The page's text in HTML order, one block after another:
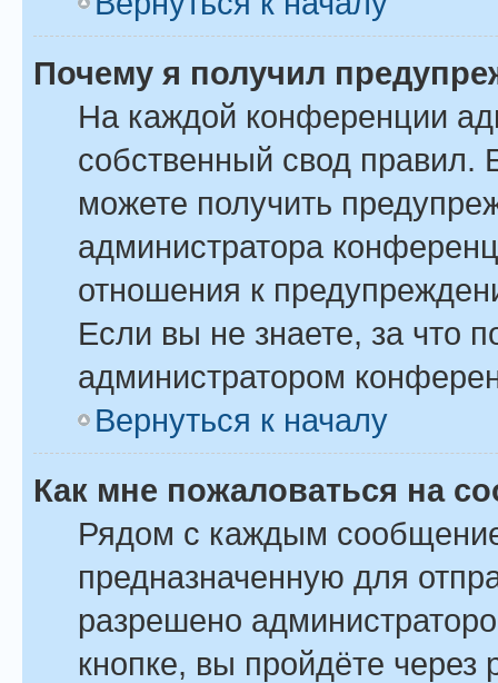
Почему я получил
На каждой конференции
собственный свод
можете получить
администратора
отношения к
Если вы не знаете, за что
администратором
Вернуться к началу
Как мне пожаловаться на
Рядом с каждым
предназначенную для
разрешено
кнопке, вы пройдёте